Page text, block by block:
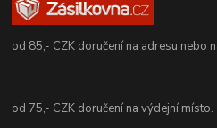
od 85,- CZK doručení na adresu nebo
od 75,- CZK doručení na výdejní místo.